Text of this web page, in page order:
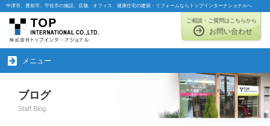
中津市、豊前市、宇佐市の施設、店舗、オフィス、健康住宅の建築・リフォームならトップインターナショナルへ
ご相談・ご質問はこちらから
お問い合わせ
メニュー
ブログ
Staff Blog